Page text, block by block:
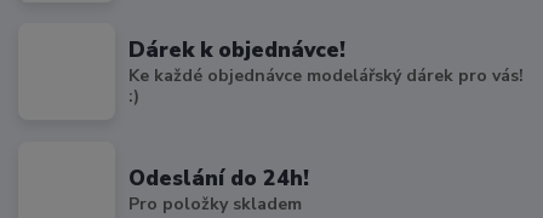
Dárek k objednávce!
Ke každé objednávce modelářský dárek pro vás!
:)
Odeslání do 24h!
Pro položky skladem